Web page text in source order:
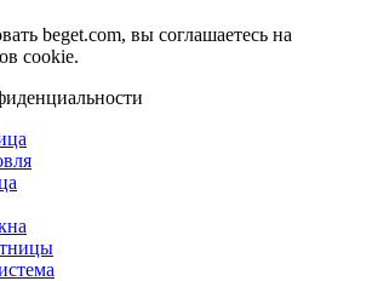
beget.com, вы соглашаетесь на
cookie.